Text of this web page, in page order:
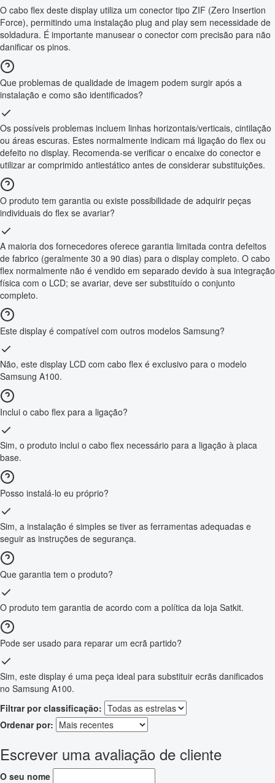
O cabo flex deste display utiliza um conector tipo ZIF (Zero Insertion
Force), permitindo uma instalação plug and play sem necessidade de
soldadura. É importante manusear o conector com precisão para não
danificar os pinos.
Que problemas de qualidade de imagem podem surgir após a
instalação e como são identificados?
Os possíveis problemas incluem linhas horizontais/verticais, cintilação
ou áreas escuras. Estes normalmente indicam má ligação do flex ou
defeito no display. Recomenda-se verificar o encaixe do conector e
utilizar ar comprimido antiestático antes de considerar substituições.
O produto tem garantia ou existe possibilidade de adquirir peças
individuais do flex se avariar?
A maioria dos fornecedores oferece garantia limitada contra defeitos
de fabrico (geralmente 30 a 90 dias) para o display completo. O cabo
flex normalmente não é vendido em separado devido à sua integração
física com o LCD; se avariar, deve ser substituído o conjunto
completo.
Este display é compatível com outros modelos Samsung?
Não, este display LCD com cabo flex é exclusivo para o modelo
Samsung A100.
Inclui o cabo flex para a ligação?
Sim, o produto inclui o cabo flex necessário para a ligação à placa
base.
Posso instalá-lo eu próprio?
Sim, a instalação é simples se tiver as ferramentas adequadas e
seguir as instruções de segurança.
Que garantia tem o produto?
O produto tem garantia de acordo com a política da loja Satkit.
Pode ser usado para reparar um ecrã partido?
Sim, este display é uma peça ideal para substituir ecrãs danificados
no Samsung A100.
Filtrar por classificação:
Ordenar por:
Escrever uma avaliação de cliente
O seu nome